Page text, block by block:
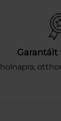
holnapra,